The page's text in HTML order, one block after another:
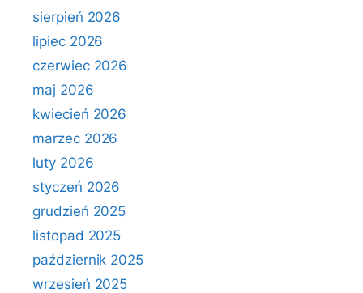
sierpień 2026
lipiec 2026
czerwiec 2026
maj 2026
kwiecień 2026
marzec 2026
luty 2026
styczeń 2026
grudzień 2025
listopad 2025
październik 2025
wrzesień 2025